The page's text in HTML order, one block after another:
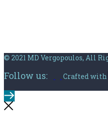
© 2021 MD Vergopoulos, All
Follow us: Crafted with